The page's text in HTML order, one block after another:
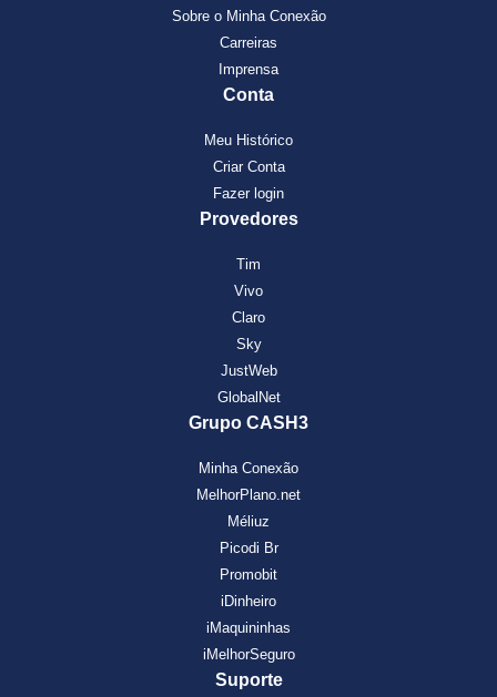
Sobre o Minha Conexão
Carreiras
Imprensa
Conta
Meu Histórico
Criar Conta
Fazer login
Provedores
Tim
Vivo
Claro
Sky
JustWeb
GlobalNet
Grupo CASH3
Minha Conexão
MelhorPlano.net
Méliuz
Picodi Br
Promobit
iDinheiro
iMaquininhas
iMelhorSeguro
Suporte